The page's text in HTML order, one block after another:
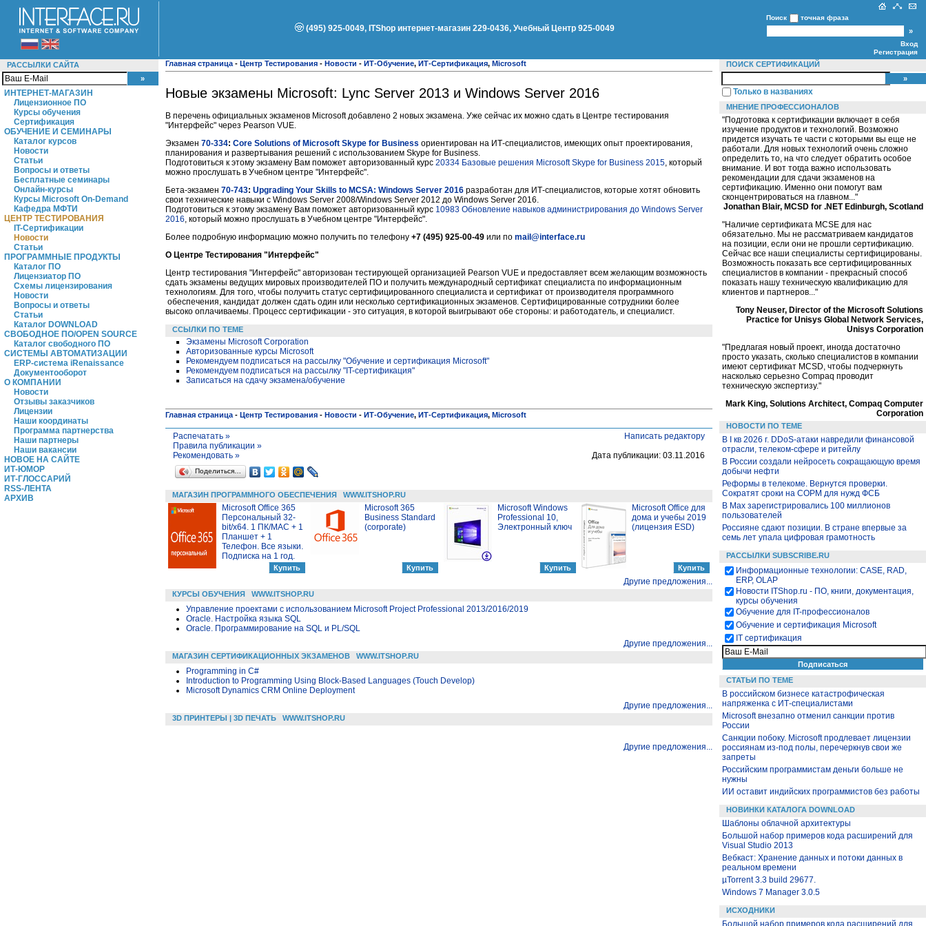
(495) 925-0049, ITShop интернет-магазин 229-0436, Учебный Центр 925-0049
Поиск точная фраза
Вход
Регистрация
РАССЫЛКИ САЙТА
ИНТЕРНЕТ-МАГАЗИН
Лицензионное ПО
Курсы обучения
Сертификация
ОБУЧЕНИЕ И СЕМИНАРЫ
Каталог курсов
Новости
Статьи
Вопросы и ответы
Бесплатные семинары
Онлайн-курсы
Курсы Microsoft On-Demand
Кафедра МФТИ
ЦЕНТР ТЕСТИРОВАНИЯ
IT-Сертификации
Новости
Статьи
ПРОГРАММНЫЕ ПРОДУКТЫ
Каталог ПО
Лицензиатор ПО
Схемы лицензирования
Новости
Вопросы и ответы
Статьи
Каталог DOWNLOAD
СВОБОДНОЕ ПО/OPEN SOURCE
Каталог свободного ПО
СИСТЕМЫ АВТОМАТИЗАЦИИ
ERP-система iRenaissance
Документооборот
О КОМПАНИИ
Новости
Отзывы заказчиков
Лицензии
Наши координаты
Программа партнерства
Наши партнеры
Наши вакансии
НОВОЕ НА САЙТЕ
ИТ-ЮМОР
ИТ-ГЛОССАРИЙ
RSS-ЛЕНТА
АРХИВ
Главная страница - Центр Тестирования - Новости - ИТ-Обучение, ИТ-Сертификация, Microsoft
Новые экзамены Microsoft: Lync Server 2013 и Windows Server 2016
В перечень официальных экзаменов Microsoft добавлено 2 новых экзамена. Уже сейчас их можно сдать в Центре тестирования
"Интерфейс" через Pearson VUE.
Экзамен 70-334: Core Solutions of Microsoft Skype for Business ориентирован на ИТ-специалистов, имеющих опыт проектирования,
планирования и развертывания решений с использованием Skype for Business.
Подготовиться к этому экзамену Вам поможет авторизованный курс 20334 Базовые решения Microsoft Skype for Business 2015 , который
можно прослушать в Учебном центре "Интерфейс".
Бета-экзамен 70-743: Upgrading Your Skills to MCSA: Windows Server 2016 разработан для ИТ-специалистов, которые хотят обновить
свои технические навыки с Windows Server 2008/Windows Server 2012 до Windows Server 2016.
Подготовиться к этому экзамену Вам поможет авторизованный курс 10983 Обновление навыков администрирования до Windows Server
2016 , который можно прослушать в Учебном центре "Интерфейс".
Более подробную информацию можно получить по телефону +7 (495) 925-00-49 или по mail@interface.ru
О Центре Тестирования "Интерфейс"
Центр тестирования "Интерфейс" авторизован тестирующей организацией Pearson VUE и предоставляет всем желающим возможность
сдать экзамены ведущих мировых производителей ПО и получить международный сертификат специалиста по информационным
технологиям. Для того, чтобы получить статус сертифицированного специалиста и сертификат от производителя программного
обеспечения, кандидат должен сдать один или несколько сертификационных экзаменов. Сертифицированные сотрудники более
высоко оплачиваемы. Процесс сертификации - это ситуация, в которой выигрывают обе стороны: и работодатель, и специалист.
ССЫЛКИ ПО ТЕМЕ
Экзамены Microsoft Corporation
Авторизованные курсы Microsoft
Рекомендуем подписаться на рассылку "Обучение и сертификация Microsoft"
Рекомендуем подписаться на рассылку "IT-сертификация"
Записаться на сдачу экзамена/обучение
Главная страница - Центр Тестирования - Новости - ИТ-Обучение, ИТ-Сертификация, Microsoft
Распечатать »
Правила публикации »
Написать редактору
Рекомендовать »
Дата публикации: 03.11.2016
Поделиться…
МАГАЗИН ПРОГРАММНОГО ОБЕСПЕЧЕНИЯ WWW.ITSHOP.RU
Microsoft Office 365
Персональный 32-
bit/x64. 1 ПК/MAC + 1
Планшет + 1
Телефон. Все языки.
Подписка на 1 год.
Microsoft 365
Business Standard
(corporate)
Microsoft Windows
Professional 10,
Электронный ключ
Microsoft Office для
дома и учебы 2019
(лицензия ESD)
Другие предложения...
КУРСЫ ОБУЧЕНИЯ WWW.ITSHOP.RU
Управление проектами с использованием Microsoft Project Professional 2013/2016/2019
Oracle. Настройка языка SQL
Oracle. Программирование на SQL и PL/SQL
Другие предложения...
МАГАЗИН СЕРТИФИКАЦИОННЫХ ЭКЗАМЕНОВ WWW.ITSHOP.RU
Programming in C#
Introduction to Programming Using Block-Based Languages (Touch Develop)
Microsoft Dynamics CRM Online Deployment
Другие предложения...
3D ПРИНТЕРЫ | 3D ПЕЧАТЬ WWW.ITSHOP.RU
Другие предложения...
ПОИСК СЕРТИФИКАЦИЙ
Только в названиях
МНЕНИЕ ПРОФЕССИОНАЛОВ
"Подготовка к сертификации включает в себя
изучение продуктов и технологий. Возможно
придется изучать те части с которыми вы еще не
работали. Для новых технологий очень сложно
определить то, на что следует обратить особое
внимание. И вот тогда важно использовать
рекомендации для сдачи экзаменов на
сертификацию. Именно они помогут вам
сконцентрироваться на главном..."
Jonathan Blair, MCSD for .NET Edinburgh, Scotland
"Наличие сертификата MCSE для нас
обязательно. Мы не рассматриваем кандидатов
на позиции, если они не прошли сертификацию.
Сейчас все наши специалисты сертифицированы.
Возможность показать все сертифицированных
специалистов в компании - прекрасный способ
показать нашу техническую квалификацию для
клиентов и партнеров..."
Tony Neuser, Director of the Microsoft Solutions
Practice for Unisys Global Network Services,
Unisys Corporation
"Предлагая новый проект, иногда достаточно
просто указать, сколько специалистов в компании
имеют сертификат MCSD, чтобы подчеркнуть
насколько серьезно Compaq проводит
техническую экспертизу."
Mark King, Solutions Architect, Compaq Computer
Corporation
НОВОСТИ ПО ТЕМЕ
В I кв 2026 г. DDoS-атаки навредили финансовой
отрасли, телеком-сфере и ритейлу
В России создали нейросеть сокращающую время
добычи нефти
Реформы в телекоме. Вернутся проверки.
Сократят сроки на СОРМ для нужд ФСБ
В Max зарегистрировались 100 миллионов
пользователей
Россияне сдают позиции. В стране впервые за
семь лет упала цифровая грамотность
РАССЫЛКИ SUBSCRIBE.RU
Информационные технологии: CASE, RAD,
ERP, OLAP
Новости ITShop.ru - ПО, книги, документация,
курсы обучения
Обучение для IT-профессионалов
Обучение и сертификация Microsoft
IT сертификация
СТАТЬИ ПО ТЕМЕ
В российском бизнесе катастрофическая
напряженка с ИТ-специалистами
Microsoft внезапно отменил санкции против
России
Санкции побоку. Microsoft продлевает лицензии
россиянам из-под полы, перечеркнув свои же
запреты
Российским программистам деньги больше не
нужны
ИИ оставит индийских программистов без работы
НОВИНКИ КАТАЛОГА DOWNLOAD
Шаблоны облачной архитектуры
Большой набор примеров кода расширений для
Visual Studio 2013
Вебкаст: Хранение данных и потоки данных в
реальном времени
µTorrent 3.3 build 29677.
Windows 7 Manager 3.0.5
ИСХОДНИКИ
Большой набор примеров кода расширений для